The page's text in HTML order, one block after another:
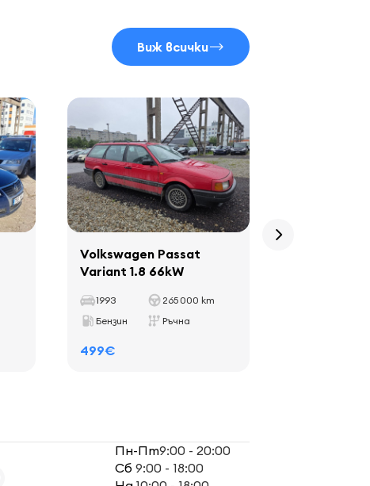
Виж всички
Volkswagen Passat
Variant 1.8 66kW
1993
265 000 km
Бензин
Ръчна
499€
Пн-Пт9:00 - 20:00
Сб 9:00 - 18:00